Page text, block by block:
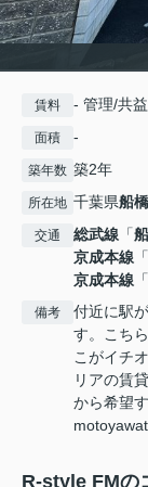
賃料 - 管理/共
面積 -
築年数 築2年
所在地 千葉県船
交通 総武線 「
京成本線 「
京成本線 「
備考
付近に駅
す。こち
こがイチ
リアの賃
から希望
R-style FMの